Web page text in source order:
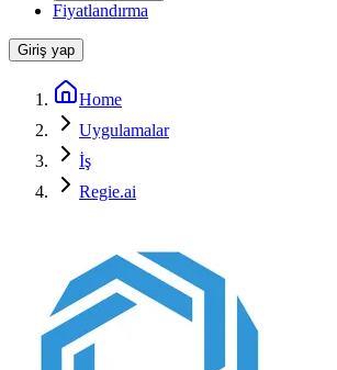
Fiyatlandırma
Giriş yap
Home
Uygulamalar
İş
Regie.ai